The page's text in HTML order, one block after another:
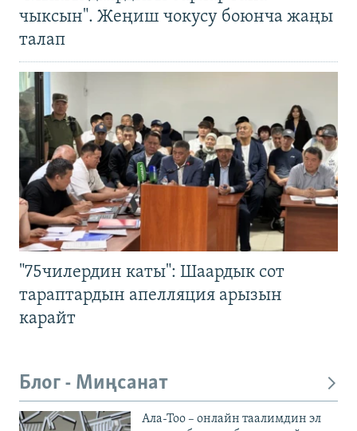
чыксын". Жеңиш чокусу боюнча жаңы
талап
"75чилердин каты": Шаардык сот
тараптардын апелляция арызын
карайт
Блог - Миңсанат
Ала-Тоо – онлайн таалимдин эл